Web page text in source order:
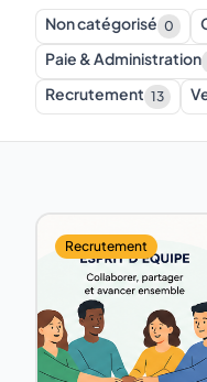
Non catégorisé 0
Paie & Administration
Recrutement 13
Recrutement